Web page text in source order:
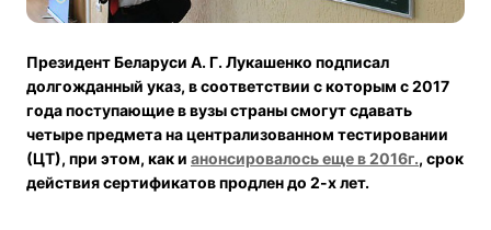
Президент Беларуси А. Г. Лукашенко подписал
долгожданный указ, в соответствии с которым с 2017
года поступающие в вузы страны смогут сдавать
четыре предмета на централизованном тестировании
(ЦТ), при этом, как и анонсировалось еще в 2016г., срок
действия сертификатов продлен до 2-х лет.